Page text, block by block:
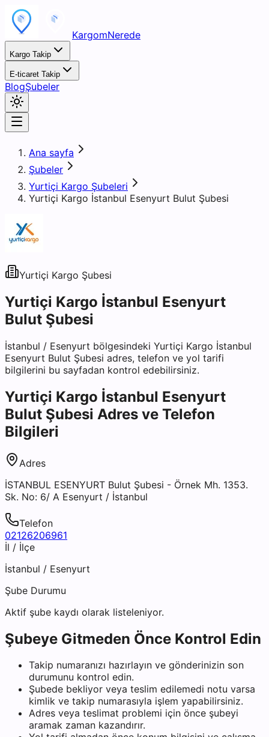
KargomNerede
Kargo Takip
E-ticaret Takip
BlogŞubeler
Ana sayfa
Şubeler
Yurtiçi Kargo Şubeleri
Yurtiçi Kargo İstanbul Esenyurt Bulut Şubesi
Yurtiçi Kargo Şubesi
Yurtiçi Kargo İstanbul Esenyurt
Bulut Şubesi
İstanbul / Esenyurt bölgesindeki Yurtiçi Kargo İstanbul
Esenyurt Bulut Şubesi adres, telefon ve yol tarifi
bilgilerini bu sayfadan kontrol edebilirsiniz.
Yurtiçi Kargo İstanbul Esenyurt
Bulut Şubesi Adres ve Telefon
Bilgileri
Adres
İSTANBUL ESENYURT Bulut Şubesi - Örnek Mh. 1353.
Sk. No: 6/ A Esenyurt / İstanbul
Telefon
02126206961
İl / İlçe
İstanbul / Esenyurt
Şube Durumu
Aktif şube kaydı olarak listeleniyor.
Şubeye Gitmeden Önce Kontrol Edin
Takip numaranızı hazırlayın ve gönderinizin son
durumunu kontrol edin.
Şubede bekliyor veya teslim edilemedi notu varsa
kimlik ve takip numarasıyla işlem yapabilirsiniz.
Adres veya teslimat problemi için önce şubeyi
aramak zaman kazandırır.